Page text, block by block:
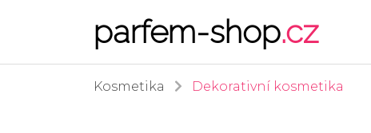
parfem-shop.cz
Kosmetika Dekorativní kosmetika